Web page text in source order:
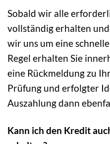
Sobald wir alle
vollständig erhalten
wir uns um eine
Regel erhalten Sie
eine Rückmeldung zu
Prüfung und erfolgter
Auszahlung dann
Kann ich den Kredit